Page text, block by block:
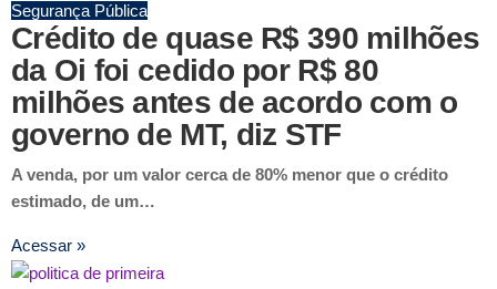
Segurança Pública
Crédito de quase R$ 390 milhões
da Oi foi cedido por R$ 80
milhões antes de acordo com o
governo de MT, diz STF
A venda, por um valor cerca de 80% menor que o crédito
estimado, de um…
Acessar »